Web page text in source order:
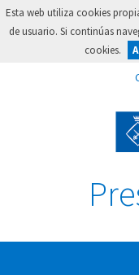
Esta web utiliza cookies
de usuario. Si continúas
cookies.